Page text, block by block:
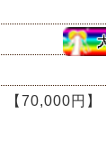
【70,000円】